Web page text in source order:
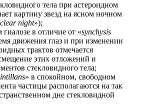
тела при астероидном
картину звезд на ясном ночном
night»);
в отличие от «synchysis
движения глаз и при изменении
трактов отмечается
этих отложений и
стекловидного тела;
» в спокойном, свободном
частицы располагаются на так
дне стекловидной